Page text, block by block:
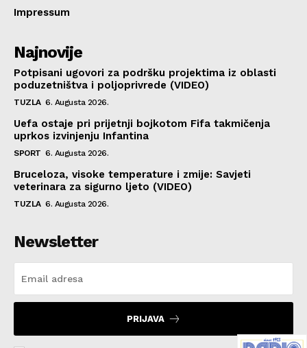
Impressum
Najnovije
Potpisani ugovori za podršku projektima iz oblasti
poduzetništva i poljoprivrede (VIDEO)
TUZLA 6. Augusta 2026.
Uefa ostaje pri prijetnji bojkotom Fifa takmičenja
uprkos izvinjenju Infantina
SPORT 6. Augusta 2026.
Bruceloza, visoke temperature i zmije: Savjeti
veterinara za sigurno ljeto (VIDEO)
TUZLA 6. Augusta 2026.
Newsletter
PRIJAVA